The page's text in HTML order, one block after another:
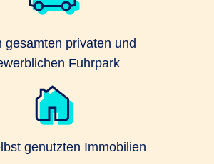
gesamten privaten und
Fuhrpark
genutzten Immobilien